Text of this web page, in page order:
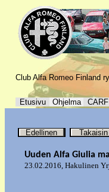
Club Alfa Romeo Finland
Etusivu Ohjelma CARF
Edellinen Takaisin
Uuden Alfa Giulia
23.02.2016, Hakulinen